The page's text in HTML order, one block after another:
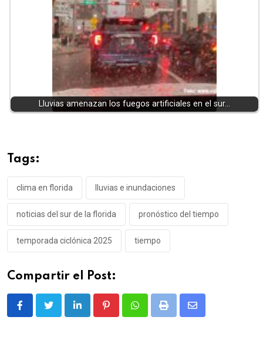
Lluvias amenazan los fuegos artificiales en el sur…
Tags:
clima en florida lluvias e inundaciones
noticias del sur de la florida pronóstico del tiempo
temporada ciclónica 2025 tiempo
Compartir el Post:
LinkedIn PinterestWhatsappPrint
Share